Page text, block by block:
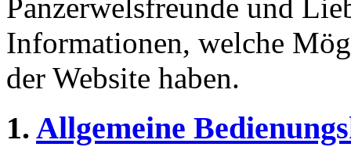
Panzerwelsfreunde und
Informationen, welche
der Website haben.
1. Allgemeine